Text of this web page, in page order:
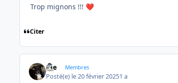
Trop mignons !!! ❤️
Citer
Joe Membres
Posté(e) le 20 février 20251 a